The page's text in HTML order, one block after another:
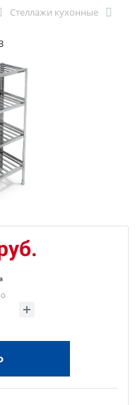
Стеллажи кухонные